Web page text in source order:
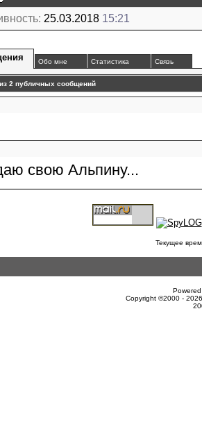
25.03.2018 15:21
Обо мне Статистика Связь
из 2 публичных сообщений
свою Альпину...
Текущее
Copyright ©2000 -